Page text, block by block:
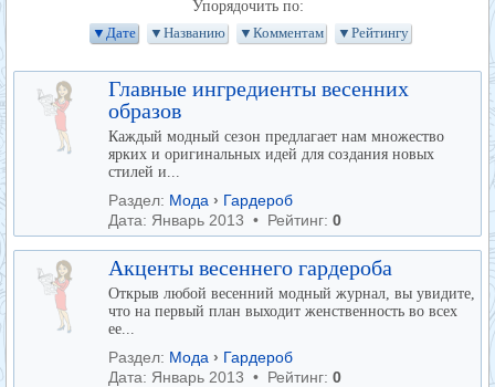
Упорядочить по:
▼Дате
▼Названию ▼Комментам ▼Рейтингу
Главные ингредиенты весенних
образов
Каждый модный сезон предлагает нам множество
ярких и оригинальных идей для создания новых
стилей и...
Раздел: Мода › Гардероб
Дата: Январь 2013 • Рейтинг: 0
Акценты весеннего гардероба
Открыв любой весенний модный журнал, вы увидите,
что на первый план выходит женственность во всех
ее...
Раздел: Мода › Гардероб
Дата: Январь 2013 • Рейтинг: 0